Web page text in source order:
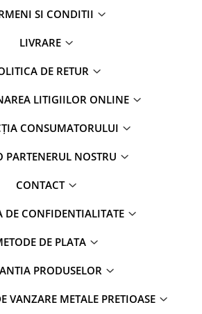
SI CONDITII
LIVRARE
DE RETUR
LITIGIILOR ONLINE
CONSUMATORULUI
PARTENERUL NOSTRU
CONTACT
DE CONFIDENTIALITATE
DE PLATA
PRODUSELOR
VANZARE METALE PRETIOASE